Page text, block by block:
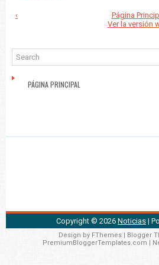
‹
Página
Ver la versión
PÁGINA PRINCIPAL
Copyright © 2026 Noticias |
Design by FThemes| Blogger
PremiumBloggerTemplates.com |